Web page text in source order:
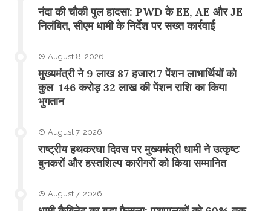
नंदा की चौकी पुल हादसा: PWD के EE, AE और JE
निलंबित, सीएम धामी के निर्देश पर सख्त कार्रवाई
August 8, 2026
मुख्यमंत्री ने 9 लाख 87 हजार17 पेंशन लाभार्थियों को
कुल 146 करोड़ 32 लाख की पेंशन राशि का किया
भुगतान
August 7, 2026
राष्ट्रीय हथकरघा दिवस पर मुख्यमंत्री धामी ने उत्कृष्ट
बुनकरों और हस्तशिल्प कारीगरों को किया सम्मानित
August 7, 2026